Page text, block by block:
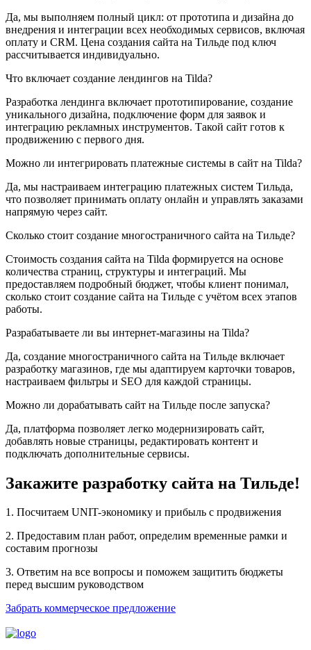
Да, мы выполняем полный цикл: от прототипа и дизайна до
внедрения и интеграции всех необходимых сервисов, включая
оплату и CRM. Цена создания сайта на Тильде под ключ
рассчитывается индивидуально.
Что включает создание лендингов на Tilda?
Разработка лендинга включает прототипирование, создание
уникального дизайна, подключение форм для заявок и
интеграцию рекламных инструментов. Такой сайт готов к
продвижению с первого дня.
Можно ли интегрировать платежные системы в сайт на Tilda?
Да, мы настраиваем интеграцию платежных систем Тильда,
что позволяет принимать оплату онлайн и управлять заказами
напрямую через сайт.
Сколько стоит создание многостраничного сайта на Тильде?
Стоимость создания сайта на Tilda формируется на основе
количества страниц, структуры и интеграций. Мы
предоставляем подробный бюджет, чтобы клиент понимал,
сколько стоит создание сайта на Tильде с учётом всех этапов
работы.
Разрабатываете ли вы интернет-магазины на Tilda?
Да, создание многостраничного сайта на Tильде включает
разработку магазинов, где мы адаптируем карточки товаров,
настраиваем фильтры и SEO для каждой страницы.
Можно ли дорабатывать сайт на Тильде после запуска?
Да, платформа позволяет легко модернизировать сайт,
добавлять новые страницы, редактировать контент и
подключать дополнительные сервисы.
Закажите разработку сайта на Тильде!
1. Посчитаем UNIT-экономику и прибыль с продвижения
2. Предоставим план работ, определим временные рамки и
составим прогнозы
3. Ответим на все вопросы и поможем защитить бюджеты
перед высшим руководством
Забрать коммерческое предложение